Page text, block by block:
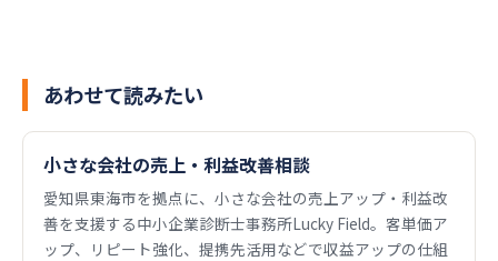
あわせて読みたい
小さな会社の売上・利益改善相談
愛知県東海市を拠点に、小さな会社の売上アップ・利益改
善を支援する中小企業診断士事務所Lucky Field。客単価ア
ップ、リピート強化、提携先活用などで収益アップの仕組